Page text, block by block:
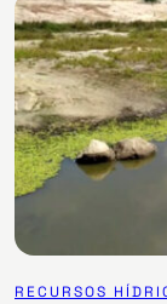
RECURSOS